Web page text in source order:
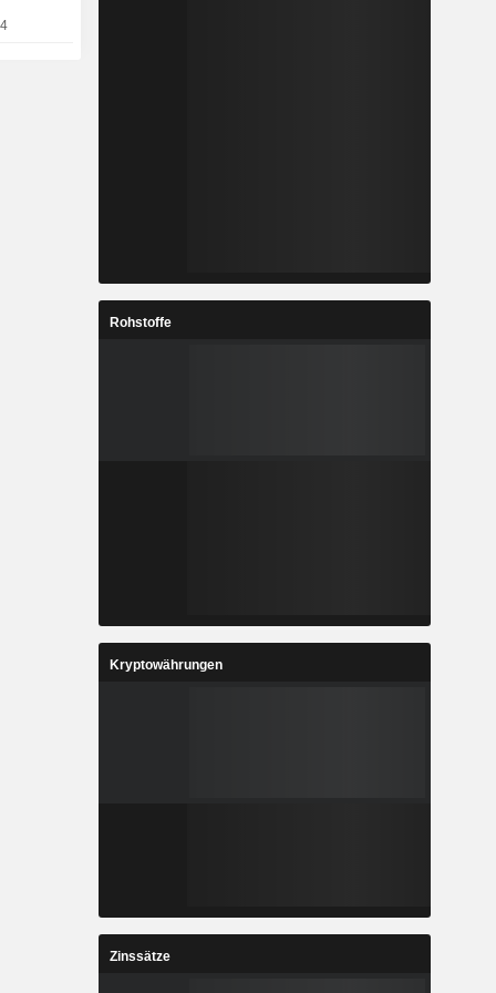
Rohstoffe
Kryptowährungen
Zinssätze